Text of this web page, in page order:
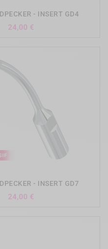
- INSERT GD4
24,00 €
- INSERT GD7
24,00 €